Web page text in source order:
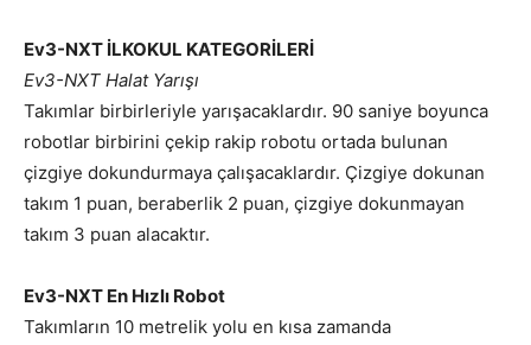
Ev3-NXT İLKOKUL KATEGORİLERİ
Ev3-NXT Halat Yarışı
Takımlar birbirleriyle yarışacaklardır. 90 saniye boyunca
robotlar birbirini çekip rakip robotu ortada bulunan
çizgiye dokundurmaya çalışacaklardır. Çizgiye dokunan
takım 1 puan, beraberlik 2 puan, çizgiye dokunmayan
takım 3 puan alacaktır.
Ev3-NXT En Hızlı Robot
Takımların 10 metrelik yolu en kısa zamanda